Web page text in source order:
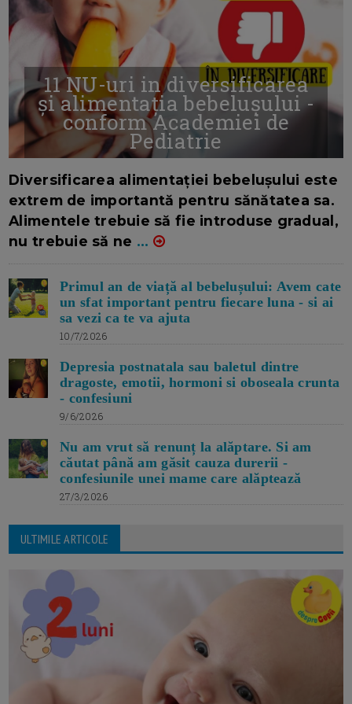
11 NU-uri in diversificarea
și alimentația bebelușului -
conform Academiei de
Pediatrie
Diversificarea alimentației bebelușului este
extrem de importantă pentru sănătatea sa.
Alimentele trebuie să fie introduse gradual,
nu trebuie să ne ...
Primul an de viață al bebelușului: Avem cate
un sfat important pentru fiecare luna - si ai
sa vezi ca te va ajuta
10/7/2026
Depresia postnatala sau baletul dintre
dragoste, emotii, hormoni si oboseala crunta
- confesiuni
9/6/2026
Nu am vrut să renunț la alăptare. Si am
căutat până am găsit cauza durerii -
confesiunile unei mame care alăptează
27/3/2026
ULTIMILE ARTICOLE